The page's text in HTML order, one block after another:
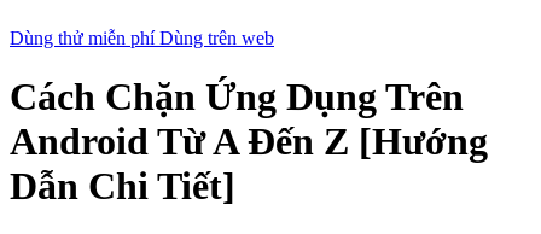
Dùng thử miễn phíDùng trên web
Cách Chặn Ứng Dụng Trên
Android Từ A Đến Z [Hướng
Dẫn Chi Tiết]